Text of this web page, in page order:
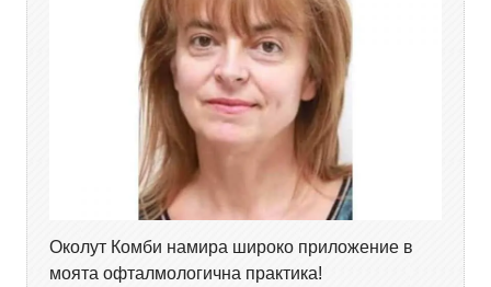
Околут Комби намира широко приложение в
моята офталмологична практика!